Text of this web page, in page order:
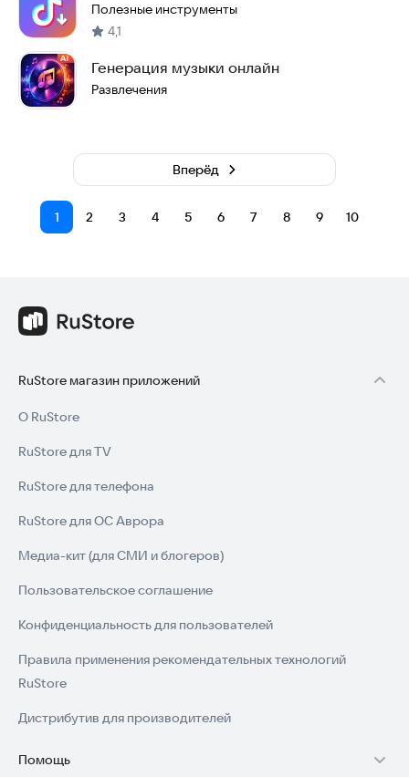
Полезные инструменты
4,1
Генерация музыки онлайн
Развлечения
1 2 3 4 5 6 7 8 9 10
Вперёд
RuStore магазин приложений
О RuStore
RuStore для TV
RuStore для телефона
RuStore для ОС Аврора
Медиа-кит (для СМИ и блогеров)
Пользовательское соглашение
Конфиденциальность для пользователей
Правила применения рекомендательных технологий
RuStore
Дистрибутив для производителей
Помощь